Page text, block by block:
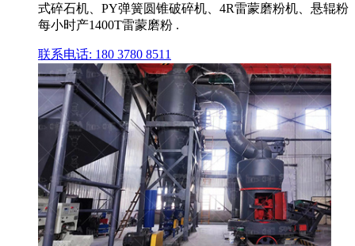
式碎石机、PY弹簧圆锥破碎机、4R雷蒙磨粉机、悬辊粉
每小时产1400T雷蒙磨粉 .
联系电话: 180 3780 8511